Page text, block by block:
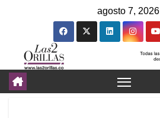
agosto 7, 2026